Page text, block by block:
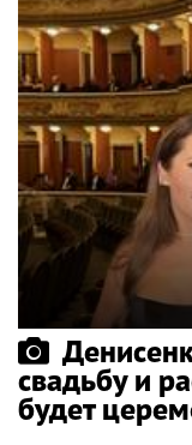
свадьбу и
будет